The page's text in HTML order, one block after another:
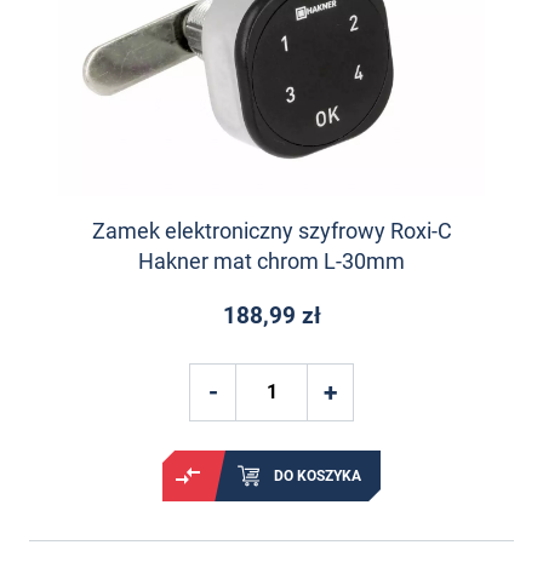
Zamek elektroniczny szyfrowy Roxi-C
Hakner mat chrom L-30mm
188,99 zł
DO KOSZYKA